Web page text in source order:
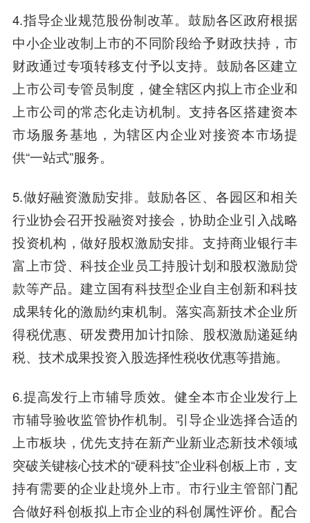
4.指导企业规范股份制改革。鼓励各区政府根据
中小企业改制上市的不同阶段给予财政扶持，市
财政通过专项转移支付予以支持。鼓励各区建立
上市公司专管员制度，健全辖区内拟上市企业和
上市公司的常态化走访机制。支持各区搭建资本
市场服务基地，为辖区内企业对接资本市场提
供“一站式”服务。
5.做好融资激励安排。鼓励各区、各园区和相关
行业协会召开投融资对接会，协助企业引入战略
投资机构，做好股权激励安排。支持商业银行丰
富上市贷、科技企业员工持股计划和股权激励贷
款等产品。建立国有科技型企业自主创新和科技
成果转化的激励约束机制。落实高新技术企业所
得税优惠、研发费用加计扣除、股权激励递延纳
税、技术成果投资入股选择性税收优惠等措施。
6.提高发行上市辅导质效。健全本市企业发行上
市辅导验收监管协作机制。引导企业选择合适的
上市板块，优先支持在新产业新业态新技术领域
突破关键核心技术的“硬科技”企业科创板上市，支
持有需要的企业赴境外上市。市行业主管部门配
合做好科创板拟上市企业的科创属性评价。配合